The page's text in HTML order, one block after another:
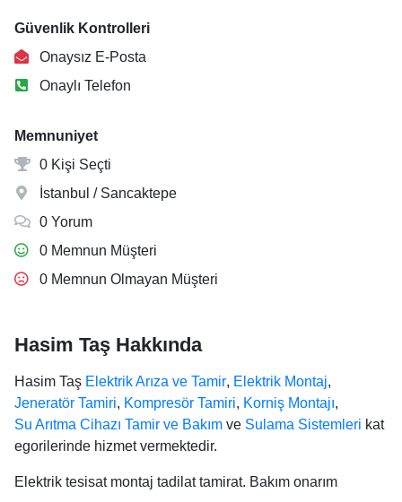
Güvenlik Kontrolleri
Onaysız E-Posta
Onaylı Telefon
Memnuniyet
0 Kişi Seçti
İstanbul / Sancaktepe
0 Yorum
0 Memnun Müşteri
0 Memnun Olmayan Müşteri
Hasim Taş Hakkında
Hasim Taş Elektrik Arıza ve Tamir, Elektrik Montaj,
Jeneratör Tamiri, Kompresör Tamiri, Korniş Montajı,
Su Arıtma Cihazı Tamir ve Bakım ve Sulama Sistemleri kat
egorilerinde hizmet vermektedir.
Elektrik tesisat montaj tadilat tamirat. Bakım onarım